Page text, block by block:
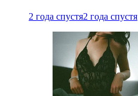
2 года спустя2 года спустя